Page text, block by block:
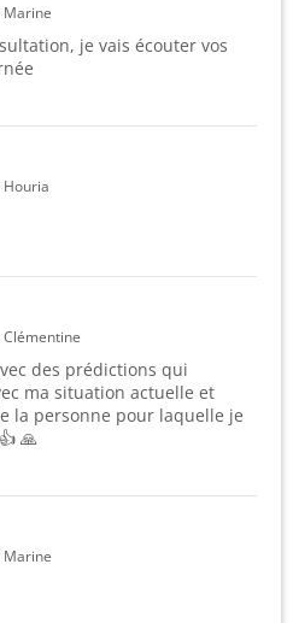
Marine
je vais écouter vos
Houria
Clémentine
des prédictions qui
ma situation actuelle et
la personne pour laquelle je
🙏
Marine